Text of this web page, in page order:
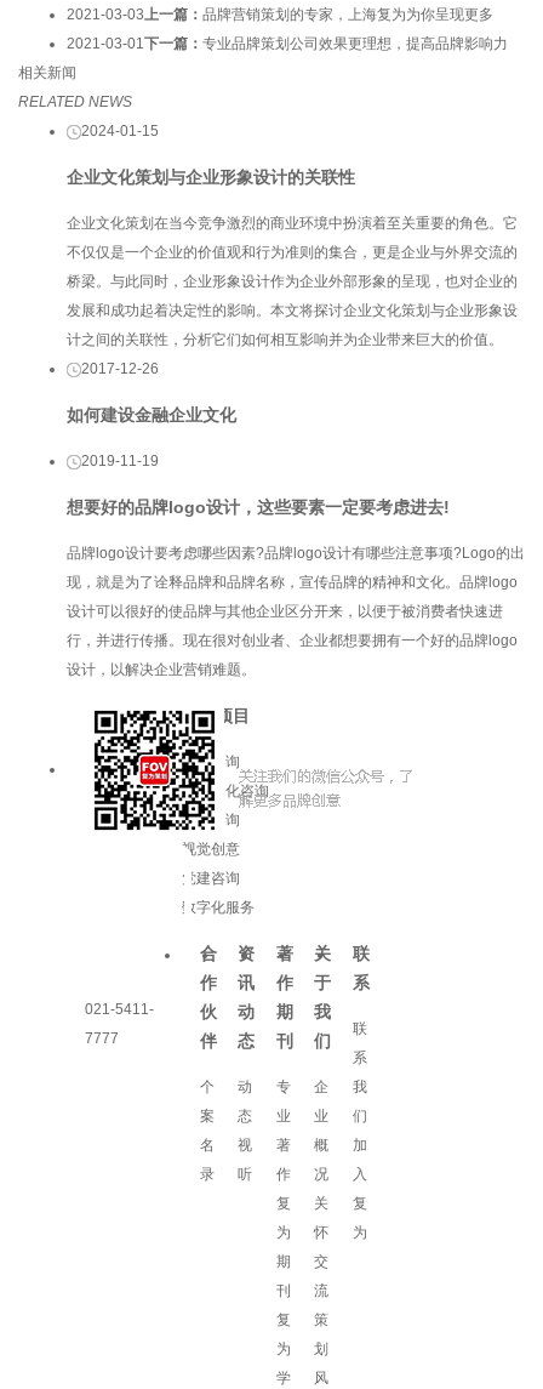
2021-03-03上一篇： 品牌营销策划的专家，上海复为为你呈现更多
2021-03-01下一篇： 专业品牌策划公司效果更理想，提高品牌影响力
相关新闻
RELATED NEWS
2024-01-15
企业文化策划与企业形象设计的关联性
企业文化策划在当今竞争激烈的商业环境中扮演着至关重要的角色。它
不仅仅是一个企业的价值观和行为准则的集合，更是企业与外界交流的
桥梁。与此同时，企业形象设计作为企业外部形象的呈现，也对企业的
发展和成功起着决定性的影响。本文将探讨企业文化策划与企业形象设
计之间的关联性，分析它们如何相互影响并为企业带来巨大的价值。
2017-12-26
如何建设金融企业文化
2019-11-19
想要好的品牌logo设计，这些要素一定要考虑进去!
品牌logo设计要考虑哪些因素?品牌logo设计有哪些注意事项?Logo的出
现，就是为了诠释品牌和品牌名称，宣传品牌的精神和文化。品牌logo
设计可以很好的使品牌与其他企业区分开来，以便于被消费者快速进
行，并进行传播。现在很对创业者、企业都想要拥有一个好的品牌logo
设计，以解决企业营销难题。
021-5411-
7777
服务项目
品牌咨询
企业文化咨询
增长咨询
视觉创意
党建咨询
数字化服务
合
作
伙
伴
个
案
名
录
资
讯
动
态
动
态
视
听
著
作
期
刊
专
业
著
作
复
为
期
刊
复
为
学
关
于
我
们
企
业
概
况
关
怀
交
流
策
划
风
联
系
联
系
我
们
加
入
复
为